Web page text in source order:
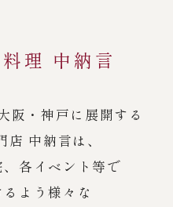
理 中納言
阪・神戸に展開する
中納言は、
各イベント等で
よう様々な